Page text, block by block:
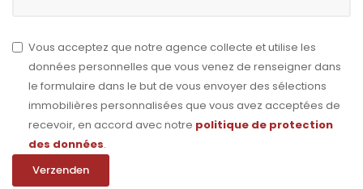
Vous acceptez que notre agence collecte et utilise les
données personnelles que vous venez de renseigner dans
le formulaire dans le but de vous envoyer des sélections
immobilières personnalisées que vous avez acceptées de
recevoir, en accord avec notre politique de protection
des données.
Verzenden